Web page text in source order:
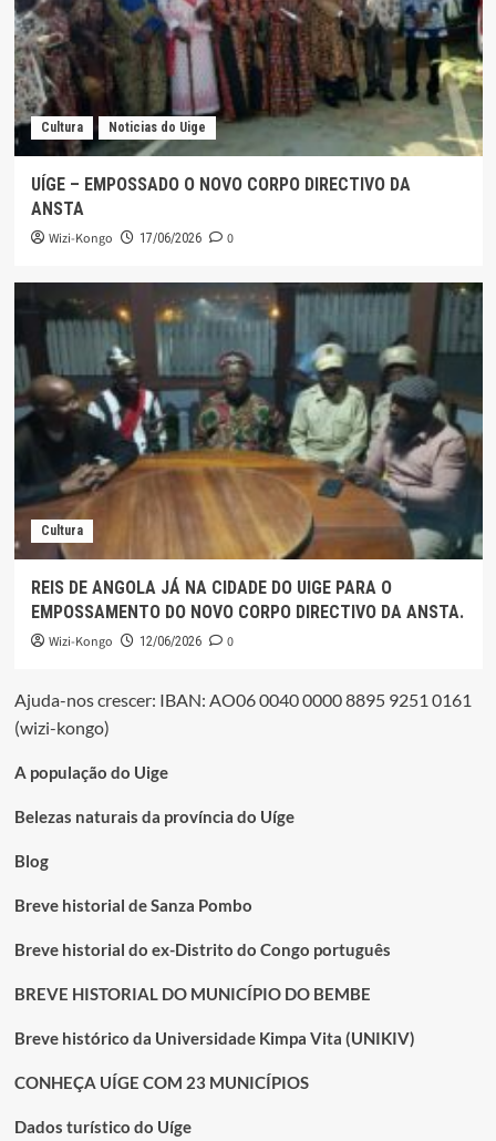
Cultura Noticias do Uige
UÍGE – EMPOSSADO O NOVO CORPO DIRECTIVO DA
ANSTA
Wizi-Kongo 17/06/2026 0
Cultura
REIS DE ANGOLA JÁ NA CIDADE DO UIGE PARA O
EMPOSSAMENTO DO NOVO CORPO DIRECTIVO DA ANSTA.
Wizi-Kongo 12/06/2026 0
Ajuda-nos crescer: IBAN: AO06 0040 0000 8895 9251 0161
(wizi-kongo)
A população do Uige
Belezas naturais da província do Uíge
Blog
Breve historial de Sanza Pombo
Breve historial do ex-Distrito do Congo português
BREVE HISTORIAL DO MUNICÍPIO DO BEMBE
Breve histórico da Universidade Kimpa Vita (UNIKIV)
CONHEÇA UÍGE COM 23 MUNICÍPIOS
Dados turístico do Uíge